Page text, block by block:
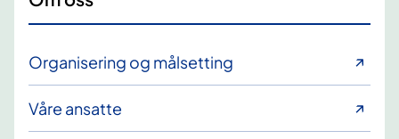
Organisering og målsetting
Våre ansatte